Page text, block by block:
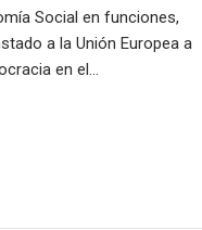
Social en funciones,
a la Unión Europea a
en el…